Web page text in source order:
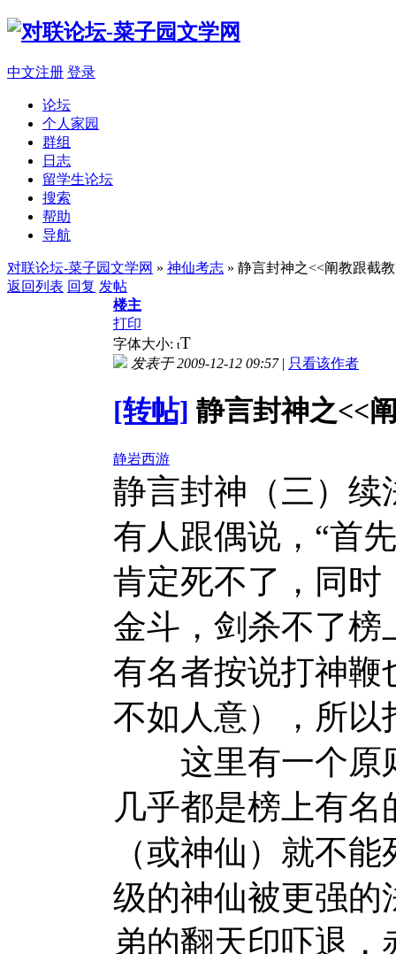
中文注册 登录
论坛
个人家园
群组
日志
留学生论坛
搜索
帮助
导航
对联论坛-菜子园文学网 » 神仙考志 » 静言封神之<<阐教跟截
返回列表 回复 发帖
楼主
打印
字体大小: tT
发表于 2009-12-12 09:57| 只看该作者
[转帖] 静言封神之<<
静岩西游
静言封神（三）
有人跟偶说，“首
肯定死不了，同时
金斗，剑杀不了榜
有名者按说打神鞭
不如人意），所
这里有一个原
几乎都是榜上有
（或神仙）就不
级的神仙被更强的
弟的翻天印吓退